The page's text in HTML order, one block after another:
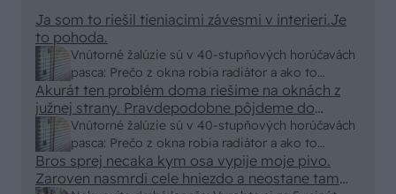
Vnútorné žalúzie sú v 40-stupňových horúčavách
pasca: Prečo z okna robia radiátor a ako to
vyriešiť za pár eur?
Ja som to riešil tieniacimi závesmi v interieri.Je
to pohoda.
Vnútorné žalúzie sú v 40-stupňových horúčavách
pasca: Prečo z okna robia radiátor a ako to
vyriešiť za pár eur?
Akurát ten problém doma riešime na oknách z
južnej strany. Pravdepodobne pôjdeme do
vonkajšieho tienenia na spôsob markízy
250x150cm. Čínsky predajcovia idú okolo 100
eur kus.
Bros sprej necaka kym osa vypije moje pivo.
Zaroven nasmrdi cele hniezdo a neostane tam